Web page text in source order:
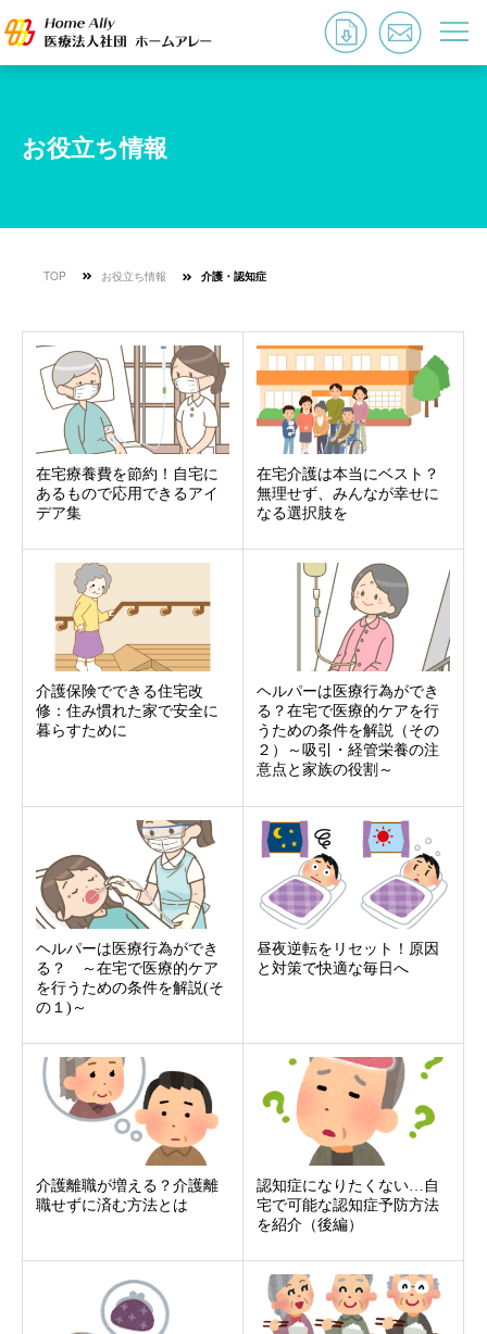
お役立ち情報
TOP お役立ち情報 介護・認知症
在宅療養費を節約！自宅に
あるもので応用できるアイ
デア集
在宅介護は本当にベスト？
無理せず、みんなが幸せに
なる選択肢を
介護保険でできる住宅改
修：住み慣れた家で安全に
暮らすために
ヘルパーは医療行為ができ
る？在宅で医療的ケアを行
うための条件を解説（その
２）～吸引・経管栄養の注
意点と家族の役割～
ヘルパーは医療行為ができ
る？ ～在宅で医療的ケア
を行うための条件を解説(そ
の１)～
昼夜逆転をリセット！原因
と対策で快適な毎日へ
介護離職が増える？介護離
職せずに済む方法とは
認知症になりたくない…自
宅で可能な認知症予防方法
を紹介（後編）